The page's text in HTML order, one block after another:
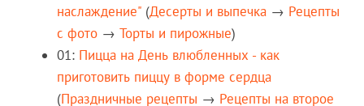
наслаждение" (Десерты и выпечка → Рецепты
c фото → Торты и пирожные)
01: Пицца на День влюбленных - как
приготовить пиццу в форме сердца
(Праздничные рецепты → Рецепты на второе